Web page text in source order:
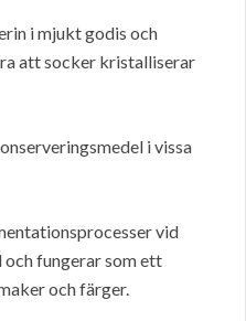
i mjukt godis och
att socker kristalliserar
i vissa
vid
fungerar som ett
och färger.